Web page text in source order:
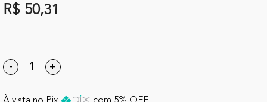
R$ 50,31
- +